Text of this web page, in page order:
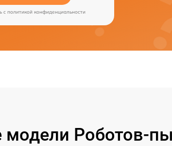
c политикой конфиденциальности
Роботов-